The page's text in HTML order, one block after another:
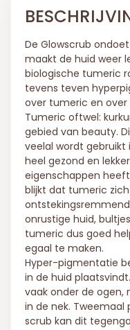
De Glowscrub
maakt de huid weer
biologische tumeric
tevens teven
over tumeric en
Tumeric oftwel:
gebied van beauty.
veelal wordt gebruikt
heel gezond en
eigenschappen
blijkt dat tumeric
onrustige huid,
tumeric dus goed
egaal te maken.
Hyper-pigmentatie
in de huid
vaak onder de ogen,
in de nek.
scrub kan dit